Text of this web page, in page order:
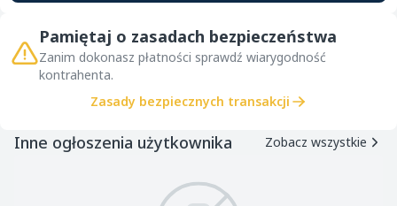
Pamiętaj o zasadach bezpieczeństwa
Zanim dokonasz płatności sprawdź wiarygodność
kontrahenta.
Zasady bezpiecznych transakcji
Inne ogłoszenia użytkownika Zobacz wszystkie